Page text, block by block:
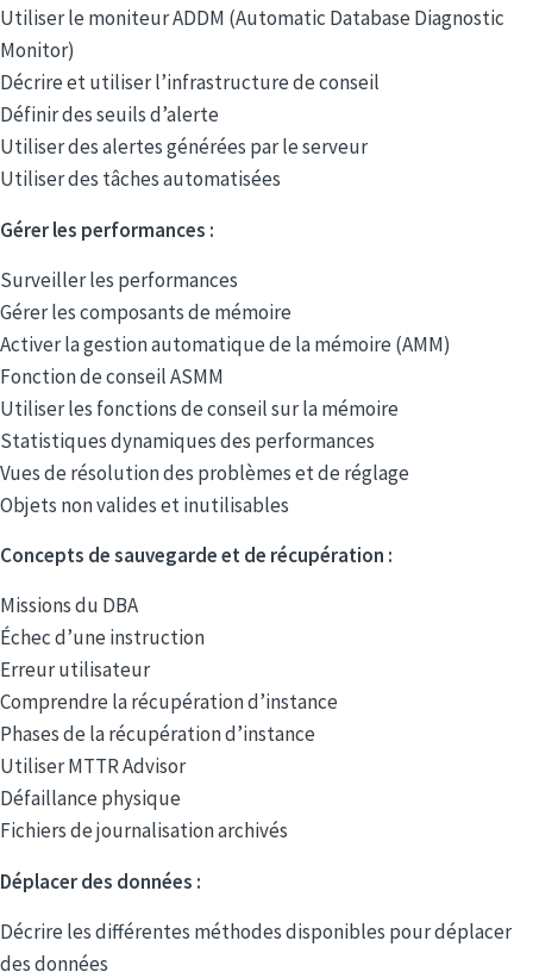
Utiliser le moniteur ADDM (Automatic Database Diagnostic
Monitor)
Décrire et utiliser l’infrastructure de conseil
Définir des seuils d’alerte
Utiliser des alertes générées par le serveur
Utiliser des tâches automatisées
Gérer les performances :
Surveiller les performances
Gérer les composants de mémoire
Activer la gestion automatique de la mémoire (AMM)
Fonction de conseil ASMM
Utiliser les fonctions de conseil sur la mémoire
Statistiques dynamiques des performances
Vues de résolution des problèmes et de réglage
Objets non valides et inutilisables
Concepts de sauvegarde et de récupération :
Missions du DBA
Échec d’une instruction
Erreur utilisateur
Comprendre la récupération d’instance
Phases de la récupération d’instance
Utiliser MTTR Advisor
Défaillance physique
Fichiers de journalisation archivés
Déplacer des données :
Décrire les différentes méthodes disponibles pour déplacer
des données